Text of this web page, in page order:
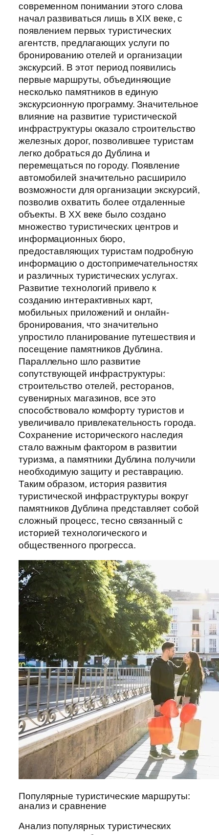
современном понимании этого слова
начал развиваться лишь в XIX веке, с
появлением первых туристических
агентств, предлагающих услуги по
бронированию отелей и организации
экскурсий. В этот период появились
первые маршруты, объединяющие
несколько памятников в единую
экскурсионную программу. Значительное
влияние на развитие туристической
инфраструктуры оказало строительство
железных дорог, позволившее туристам
легко добраться до Дублина и
перемещаться по городу. Появление
автомобилей значительно расширило
возможности для организации экскурсий,
позволив охватить более отдаленные
объекты. В XX веке было создано
множество туристических центров и
информационных бюро,
предоставляющих туристам подробную
информацию о достопримечательностях
и различных туристических услугах.
Развитие технологий привело к
созданию интерактивных карт,
мобильных приложений и онлайн-
бронирования, что значительно
упростило планирование путешествия и
посещение памятников Дублина.
Параллельно шло развитие
сопутствующей инфраструктуры:
строительство отелей, ресторанов,
сувенирных магазинов, все это
способствовало комфорту туристов и
увеличивало привлекательность города.
Сохранение исторического наследия
стало важным фактором в развитии
туризма, а памятники Дублина получили
необходимую защиту и реставрацию.
Таким образом, история развития
туристической инфраструктуры вокруг
памятников Дублина представляет собой
сложный процесс, тесно связанный с
историей технологического и
общественного прогресса.
Популярные туристические маршруты:
анализ и сравнение
Анализ популярных туристических